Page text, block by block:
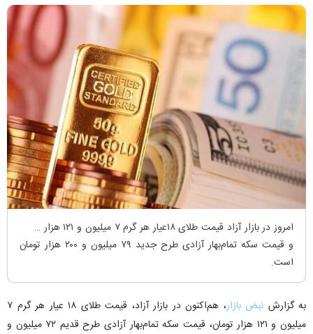
امروز در بازار آزاد قیمت طلای ۱۸عیار هر گرم ۷ میلیون و ۱۲۱ هزار تومان
و قیمت سکه تمام‌بهار آزادی طرح جدید ۷۹ میلیون و ۲۰۰ هزار تومان
است.
به گزارش نبض بازار
، هم‌اکنون در بازار آزاد، قیمت طلای ۱۸ عیار هر گرم ۷
میلیون و ۱۲۱ هزار تومان، قیمت سکه تمام‌بهار آزادی طرح قدیم ۷۲ میلیون و